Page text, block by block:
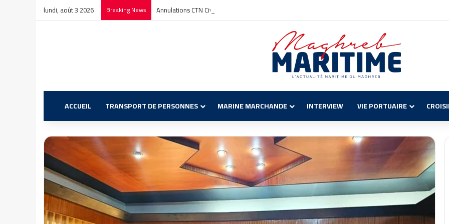
lundi, août 3 2026 Breaking News Annulations CTN Civitavecchia : Solutions pour les Voyageurs
ACCUEIL TRANSPORT DE PERSONNES MARINE MARCHANDE INTERVIEW VIE PORTUAIRE